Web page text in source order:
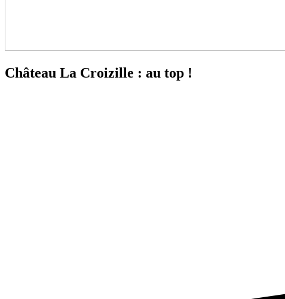
Château La Croizille : au top !